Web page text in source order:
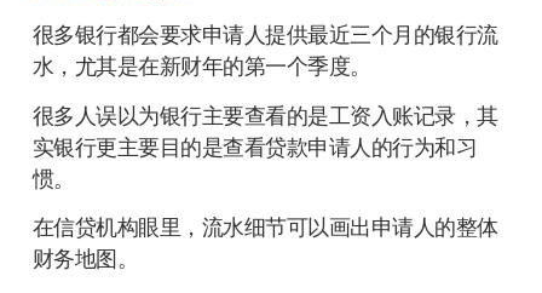
很多银行都会要求申请人提供最近三个月的银行流
水，尤其是在新财年的第一个季度。
很多人误以为银行主要查看的是工资入账记录，其
实银行更主要目的是查看贷款申请人的行为和习
惯。
在信贷机构眼里，流水细节可以画出申请人的整体
财务地图。